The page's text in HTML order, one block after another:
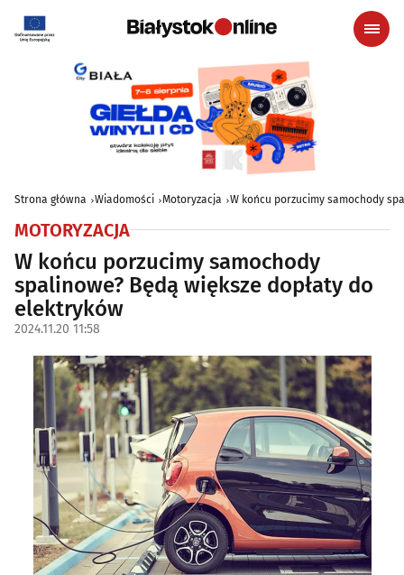
Strona główna Wiadomości Motoryzacja W końcu porzucimy samochody
MOTORYZACJA
W końcu porzucimy samochody
spalinowe? Będą większe dopłaty do
elektryków
2024.11.20 11:58